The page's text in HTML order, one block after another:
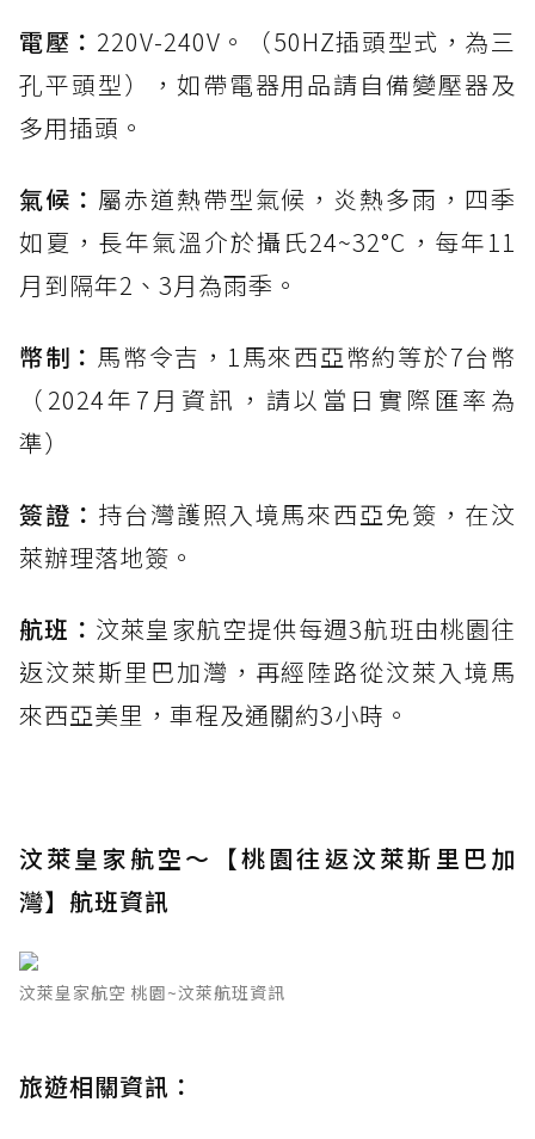
電壓： 220V-240V。（50HZ插頭型式，為三
孔平頭型），如帶電器用品請自備變壓器及
多用插頭。
氣候： 屬赤道熱帶型氣候，炎熱多雨，四季
如夏，長年氣溫介於攝氏24~32°C，每年11
月到隔年2、3月為雨季。
幣制： 馬幣令吉，1馬來西亞幣約等於7台幣
（2024年7月資訊，請以當日實際匯率為
準）
簽證： 持台灣護照入境馬來西亞免簽，在汶
萊辦理落地簽。
航班： 汶萊皇家航空提供每週3航班由桃園往
返汶萊斯里巴加灣，再經陸路從汶萊入境馬
來西亞美里，車程及通關約3小時。
汶萊皇家航空～【桃園往返汶萊斯里巴加
灣】航班資訊
汶萊皇家航空 桃園~汶萊航班資訊
旅遊相關資訊：